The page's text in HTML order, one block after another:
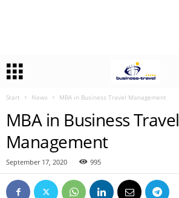
Start News MBA in Business Travel Management
MBA in Business Travel
Management
September 17, 2020 995